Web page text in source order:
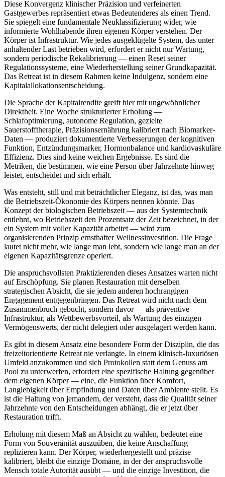
Diese Konvergenz klinischer Präzision und verfeinerten
Gastgewerbes repräsentiert etwas Bedeutenderes als einen Trend.
Sie spiegelt eine fundamentale Neuklassifizierung wider, wie
informierte Wohlhabende ihren eigenen Körper verstehen. Der
Körper ist Infrastruktur. Wie jedes ausgeklügelte System, das unter
anhaltender Last betrieben wird, erfordert er nicht nur Wartung,
sondern periodische Rekalibrierung — einen Reset seiner
Regulationssysteme, eine Wiederherstellung seiner Grundkapazität.
Das Retreat ist in diesem Rahmen keine Indulgenz, sondern eine
Kapitalallokationsentscheidung.
Die Sprache der Kapitalrendite greift hier mit ungewöhnlicher
Direktheit. Eine Woche strukturierter Erholung —
Schlafoptimierung, autonome Regulation, gezielte
Sauerstofftherapie, Präzisionsernährung kalibriert nach Biomarker-
Daten — produziert dokumentierte Verbesserungen der kognitiven
Funktion, Entzündungsmarker, Hormonbalance und kardiovaskuläre
Effizienz. Dies sind keine weichen Ergebnisse. Es sind die
Metriken, die bestimmen, wie eine Person über Jahrzehnte hinweg
leistet, entscheidet und sich erhält.
Was entsteht, still und mit beträchtlicher Eleganz, ist das, was man
die Betriebszeit-Ökonomie des Körpers nennen könnte. Das
Konzept der biologischen Betriebszeit — aus der Systemtechnik
entlehnt, wo Betriebszeit den Prozentsatz der Zeit bezeichnet, in der
ein System mit voller Kapazität arbeitet — wird zum
organisierenden Prinzip ernsthafter Wellnessinvestition. Die Frage
lautet nicht mehr, wie lange man lebt, sondern wie lange man an der
eigenen Kapazitätsgrenze operiert.
Die anspruchsvollsten Praktizierenden dieses Ansatzes warten nicht
auf Erschöpfung. Sie planen Restauration mit derselben
strategischen Absicht, die sie jedem anderen hochrangigen
Engagement entgegenbringen. Das Retreat wird nicht nach dem
Zusammenbruch gebucht, sondern davor — als präventive
Infrastruktur, als Wettbewerbsvorteil, als Wartung des einzigen
Vermögenswerts, der nicht delegiert oder ausgelagert werden kann.
Es gibt in diesem Ansatz eine besondere Form der Disziplin, die das
freizeitorientierte Retreat nie verlangte. In einem klinisch-luxuriösen
Umfeld anzukommen und sich Protokollen statt dem Genuss am
Pool zu unterwerfen, erfordert eine spezifische Haltung gegenüber
dem eigenen Körper — eine, die Funktion über Komfort,
Langlebigkeit über Empfindung und Daten über Ambiente stellt. Es
ist die Haltung von jemandem, der versteht, dass die Qualität seiner
Jahrzehnte von den Entscheidungen abhängt, die er jetzt über
Restauration trifft.
Erholung mit diesem Maß an Absicht zu wählen, bedeutet eine
Form von Souveränität auszuüben, die keine Anschaffung
replizieren kann. Der Körper, wiederhergestellt und präzise
kalibriert, bleibt die einzige Domäne, in der der anspruchsvolle
Mensch totale Autorität ausübt — und die einzige Investition, die